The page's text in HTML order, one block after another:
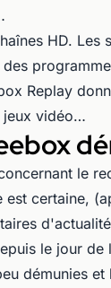
HD. Les
Replay
jeux vidéo…
le
certaine,
le jour
démunies